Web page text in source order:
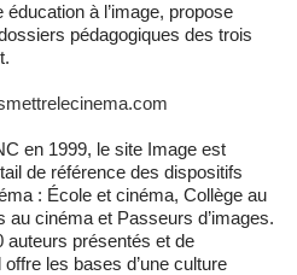
à l’image, propose
pédagogiques des trois
en 1999, le site Image est
de référence des dispositifs
: École et cinéma, Collège au
cinéma et Passeurs d’images.
auteurs présentés et de
les bases d’une culture